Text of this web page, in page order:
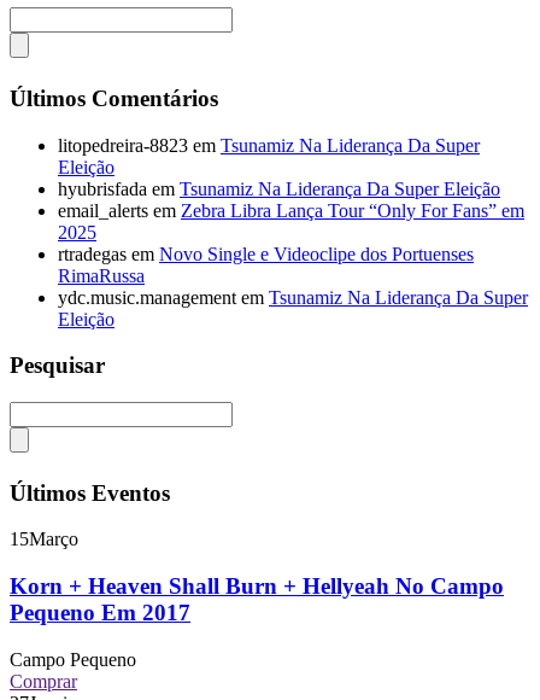
Últimos Comentários
litopedreira-8823 em Tsunamiz Na Liderança Da Super
Eleição
hyubrisfada em Tsunamiz Na Liderança Da Super Eleição
email_alerts em Zebra Libra Lança Tour “Only For Fans” em
2025
rtradegas em Novo Single e Videoclipe dos Portuenses
RimaRussa
ydc.music.management em Tsunamiz Na Liderança Da Super
Eleição
Pesquisar
Últimos Eventos
15Março
Korn + Heaven Shall Burn + Hellyeah No Campo
Pequeno Em 2017
Campo Pequeno
Comprar